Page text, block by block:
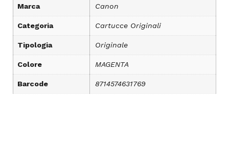
Marca Canon
Categoria Cartucce Originali
Tipologia Originale
Colore MAGENTA
Barcode 8714574631769